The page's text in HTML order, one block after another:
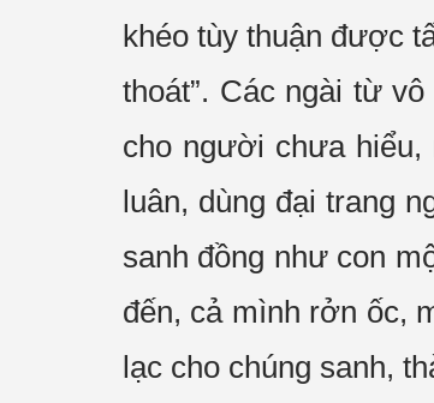
khéo tùy thuận được
thoát”. Các ngài từ
cho người chưa hiểu,
luân, dùng đại trang
sanh đồng như con
đến, cả mình rởn ốc,
lạc cho chúng sanh,